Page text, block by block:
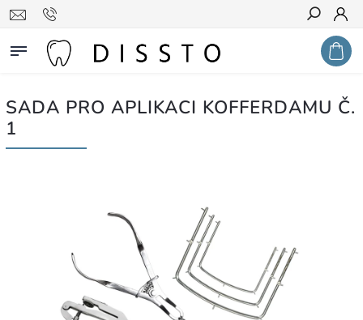
Hledat
SADA PRO APLIKACI KOFFERDAMU Č.
1